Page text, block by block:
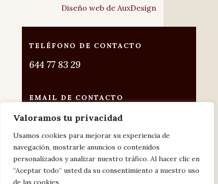
Valoramos tu privacidad
Usamos cookies para mejorar su experiencia de
navegación, mostrarle anuncios o contenidos
personalizados y analizar nuestro tráfico. Al hacer clic en
“Aceptar todo” usted da su consentimiento a nuestro uso
de las cookies.
Diseño web de AuxDesign
TELÉFONO DE CONTACTO
644 77 83 29
EMAIL DE CONTACTO
vinoteca@offerendus.com
ENCUÉNTRENOS EN
San Martín de Valdeiglesias, Madrid